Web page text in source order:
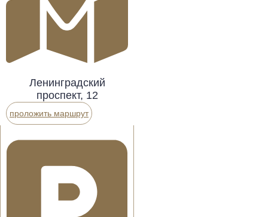
Ленинградский
проспект, 12
проложить маршрут